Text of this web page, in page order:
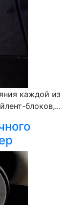
каждой из
блоков,...